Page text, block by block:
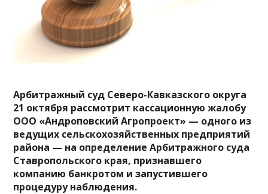
Арбитражный суд Северо-Кавказского округа
21 октября рассмотрит кассационную жалобу
ООО «Андроповский Агропроект» — одного из
ведущих сельскохозяйственных предприятий
района — на определение Арбитражного суда
Ставропольского края, признавшего
компанию банкротом и запустившего
процедуру наблюдения.